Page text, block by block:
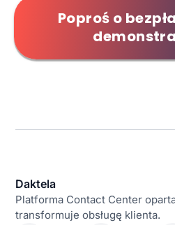
Poproś o
Daktela
Platforma Contact Center
transformuje obsługę klienta.